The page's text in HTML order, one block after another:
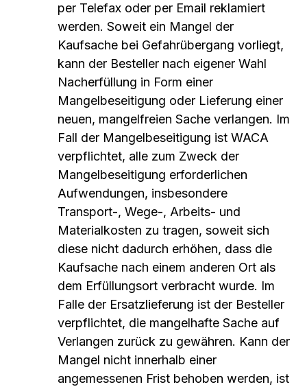
per Telefax oder per Email reklamiert
werden. Soweit ein Mangel der
Kaufsache bei Gefahrübergang vorliegt,
kann der Besteller nach eigener Wahl
Nacherfüllung in Form einer
Mangelbeseitigung oder Lieferung einer
neuen, mangelfreien Sache verlangen. Im
Fall der Mangelbeseitigung ist WACA
verpflichtet, alle zum Zweck der
Mangelbeseitigung erforderlichen
Aufwendungen, insbesondere
Transport-, Wege-, Arbeits- und
Materialkosten zu tragen, soweit sich
diese nicht dadurch erhöhen, dass die
Kaufsache nach einem anderen Ort als
dem Erfüllungsort verbracht wurde. Im
Falle der Ersatzlieferung ist der Besteller
verpflichtet, die mangelhafte Sache auf
Verlangen zurück zu gewähren. Kann der
Mangel nicht innerhalb einer
angemessenen Frist behoben werden, ist